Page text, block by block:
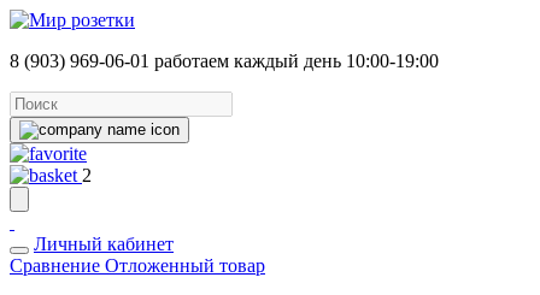
8 (903) 969-06-01 работаем каждый день 10:00-19:00
2
Личный кабинет
Сравнение Отложенный товар